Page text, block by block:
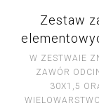
Zestaw
W ZESTWAIE
ZAWÓR
30X1,5